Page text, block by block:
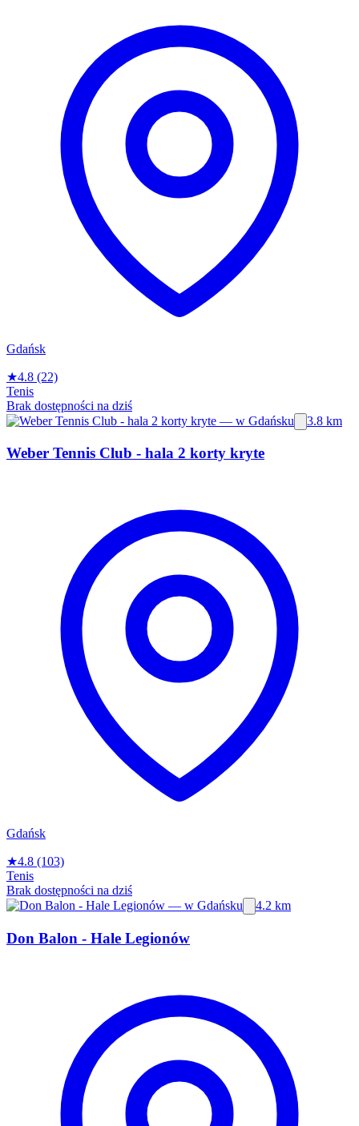
Gdańsk
★4.8 (22)
Tenis
Brak dostępności na dziś
3.8 km
Weber Tennis Club - hala 2 korty kryte
Gdańsk
★4.8 (103)
Tenis
Brak dostępności na dziś
4.2 km
Don Balon - Hale Legionów